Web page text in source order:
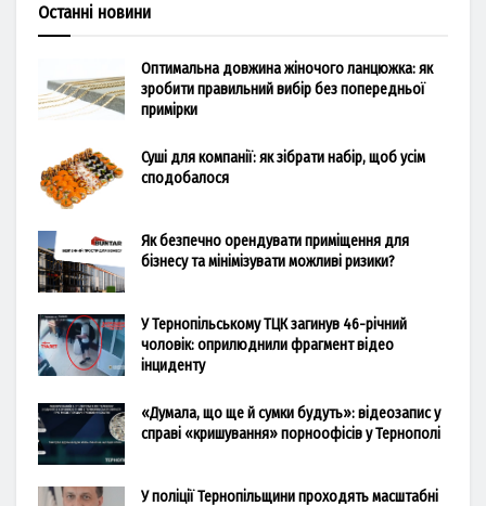
Останні новини
Оптимальна довжина жіночого ланцюжка: як
зробити правильний вибір без попередньої
примірки
Суші для компанії: як зібрати набір, щоб усім
сподобалося
Як безпечно орендувати приміщення для
бізнесу та мінімізувати можливі ризики?
У Тернопільському ТЦК загинув 46-річний
чоловік: оприлюднили фрагмент відео
інциденту
«Думала, що ще й сумки будуть»: відеозапис у
справі «кришування» порноофісів у Тернополі
У поліції Тернопільщини проходять масштабні